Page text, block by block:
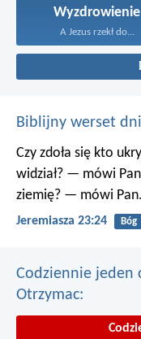
Wyzdrowienie
A Jezus rzekł do...
Biblijny werset
Czy zdoła się kto
widział? — mówi
ziemię? — mówi Pan.
Jeremiasza 23:24 Bóg
Codziennie jeden
Otrzymac: